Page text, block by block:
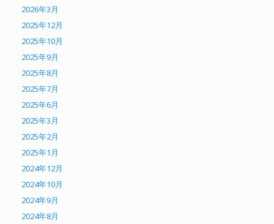
2026年3月
2025年12月
2025年10月
2025年9月
2025年8月
2025年7月
2025年6月
2025年3月
2025年2月
2025年1月
2024年12月
2024年10月
2024年9月
2024年8月